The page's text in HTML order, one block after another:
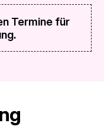
Termine für